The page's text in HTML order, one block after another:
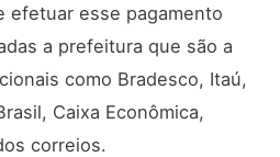
efetuar esse pagamento
a prefeitura que são a
como Bradesco, Itaú,
Caixa Econômica,
correios.